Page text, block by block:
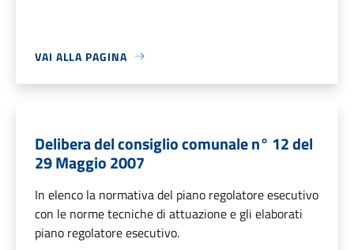
VAI ALLA PAGINA
Delibera del consiglio comunale n° 12 del
29 Maggio 2007
In elenco la normativa del piano regolatore esecutivo
con le norme tecniche di attuazione e gli elaborati
piano regolatore esecutivo.